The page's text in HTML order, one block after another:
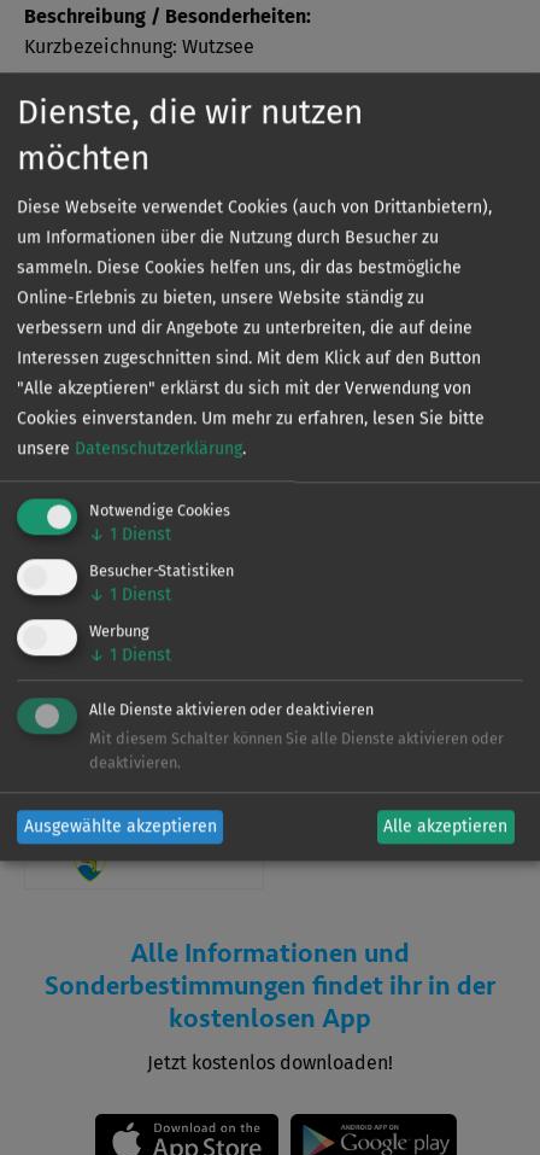
Beschreibung / Besonderheiten:
Kurzbezeichnung: Wutzsee
Bezeichnung: Wutzsee bei Liebenwalde OT Hammer
Verbans- oder Verbandsvertragsgewässer:
Verbandsgewässer
Sonder­bestimmungen
Die genauen Sonderbestimmungen eines jeden
Gewässers können Sie kostenlos in unserer App
Verein
Dieses Gewässer wird vom
bewirtschaftet. Für weitere Informationen zu den
Befischungsrechten und Regelungen laden Sie sich bitte
unsere App herunter.
Verein
Alle Informationen und
Sonderbestimmungen findet ihr in der
kostenlosen App
Jetzt kostenlos downloaden!
Dienste, die wir nutzen
möchten
Diese Webseite verwendet Cookies (auch von Drittanbietern),
um Informationen über die Nutzung durch Besucher zu
sammeln. Diese Cookies helfen uns, dir das bestmögliche
Online-Erlebnis zu bieten, unsere Website ständig zu
verbessern und dir Angebote zu unterbreiten, die auf deine
Interessen zugeschnitten sind. Mit dem Klick auf den Button
"Alle akzeptieren" erklärst du sich mit der Verwendung von
Cookies einverstanden. Um mehr zu erfahren, lesen Sie bitte
unsere Datenschutzerklärung.
Notwendige Cookies
↓ 1 Dienst
Besucher-Statistiken
↓ 1 Dienst
Werbung
↓ 1 Dienst
Alle Dienste aktivieren oder deaktivieren
Mit diesem Schalter können Sie alle Dienste aktivieren oder
deaktivieren.
Ausgewählte akzeptieren Alle akzeptieren